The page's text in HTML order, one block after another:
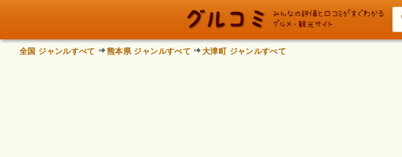
全国 ジャンルすべて 熊本県 ジャンルすべて 大津町 ジャンルすべて